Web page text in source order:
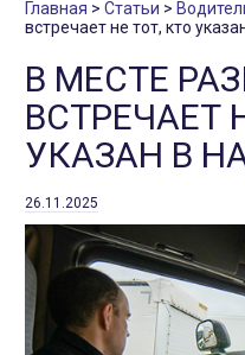
Главная Статьи
встречает не тот, кто
В МЕСТЕ
ВСТРЕЧАЕТ
УКАЗАН В
26.11.2025